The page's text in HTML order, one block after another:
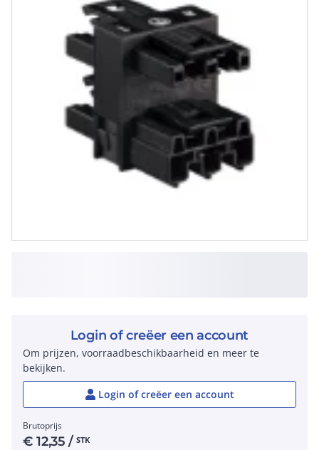
Login of creëer een account
Om prijzen, voorraadbeschikbaarheid en meer te
bekijken.
Login of creëer een account
Brutoprijs
€12,35 / STK